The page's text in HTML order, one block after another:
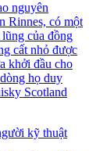
nguyên
Rinnes, có một
của đồng
cất nhỏ được
khởi đầu cho
họ duy
Scotland
kỹ thuật